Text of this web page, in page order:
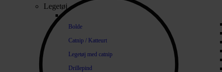
Legetøj
Bolde
Catnip / Katteurt
Legetøj med catnip
Drillepind